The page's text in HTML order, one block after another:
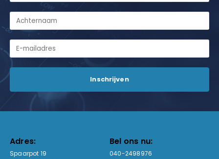
Adres:
Spaarpot 19
Bel ons nu:
040-2498976